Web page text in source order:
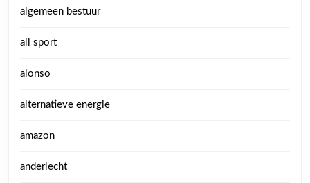
algemeen bestuur
all sport
alonso
alternatieve energie
amazon
anderlecht